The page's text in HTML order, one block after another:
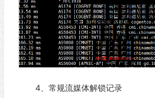
4、常规流媒体解锁记录